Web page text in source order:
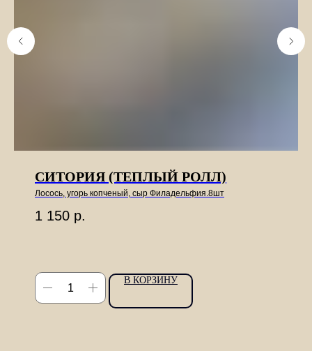
СИТОРИЯ (ТЕПЛЫЙ РОЛЛ)
Лосось, угорь копченый, сыр Филадельфия.8шт
1 150 р.
В КОРЗИНУ